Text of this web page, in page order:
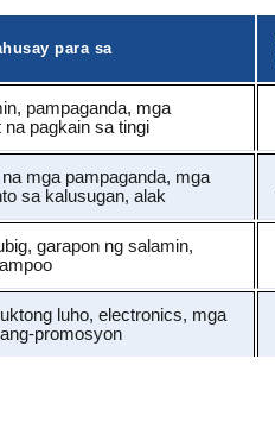
para sa
pampaganda, mga
na pagkain sa tingi
mga pampaganda, mga
sa kalusugan, alak
garapon ng salamin,
luho, electronics, mga
promosyon